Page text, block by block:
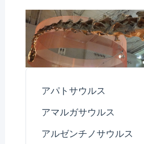
アパトサウルス
アマルガサウルス
アルゼンチノサウルス